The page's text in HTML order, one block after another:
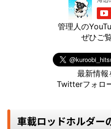
管理人の
ぜひご
最新情報
Twitterフォロ
車載ロッドホルダー